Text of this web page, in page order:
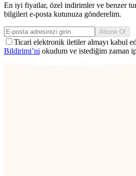
En iyi fiyatlar, özel indirimler ve benzer
bilgileri e-posta kutunuza gönderelim.
Abone Ol
Ticari elektronik iletiler almayı kabul
Bildirimi’ni okudum ve istediğim zaman